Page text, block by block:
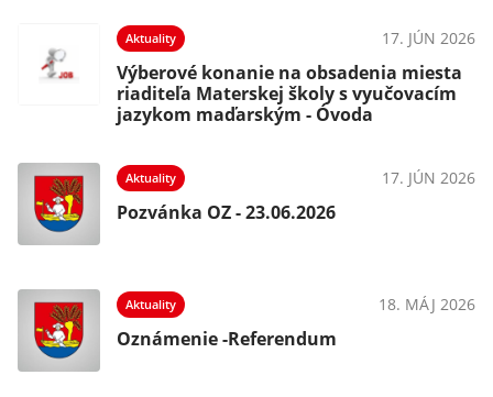
Aktuality 17. JÚN 2026
Výberové konanie na obsadenia miesta
riaditeľa Materskej školy s vyučovacím
jazykom maďarským - Óvoda
Aktuality 17. JÚN 2026
Pozvánka OZ - 23.06.2026
Aktuality 18. MÁJ 2026
Oznámenie -Referendum